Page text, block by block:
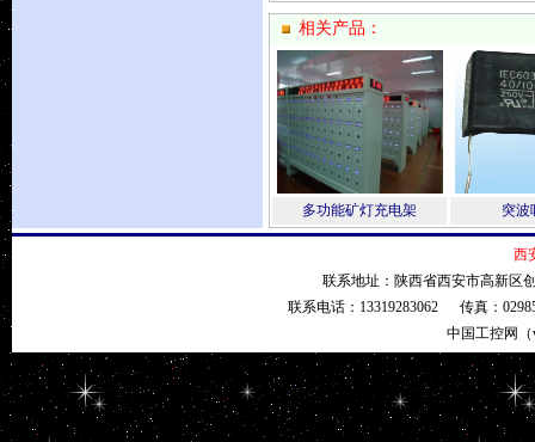
相关产品：
多功能矿灯充电架 突波
西
联系地址：陕西省西安市高新区
联系电话：13319283062 传真：
中国工控网（